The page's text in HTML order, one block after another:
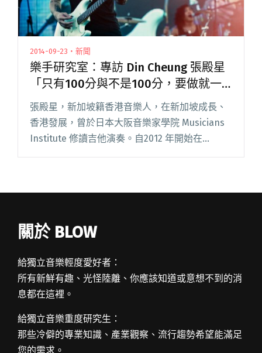
2014-09-23・新聞
樂手研究室：專訪 Din Cheung 張殿星
「只有100分與不是100分，要做就一
定要是最好的100分，90分是完全沒有
意義的」
張殿星，新加坡籍香港音樂人，在新加坡成長、
香港發展，曾於日本大阪音樂家學院 Musicians
Institute 修讀吉他演奏。自2012 年開始在
StreetVoice 發表多首作品，漸漸受到各方關注，
關於 BLOW
給獨立音樂輕度愛好者：
所有新鮮有趣、光怪陸離、你應該知道或意想不到的消
息都在這裡。
給獨立音樂重度研究生：
那些冷僻的專業知識、產業觀察、流行趨勢希望能滿足
您的需求。